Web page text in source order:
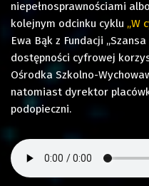
niepełnosprawnościami
kolejnym odcinku cyklu „W
Ewa Bąk z Fundacji
dostępności cyfrowej
Ośrodka Szkolno-
natomiast dyrektor
podopieczni.